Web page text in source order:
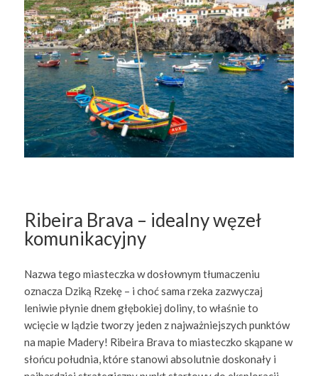
Ribeira Brava – idealny węzeł
komunikacyjny
Nazwa tego miasteczka w dosłownym tłumaczeniu
oznacza Dziką Rzekę – i choć sama rzeka zazwyczaj
leniwie płynie dnem głębokiej doliny, to właśnie to
wcięcie w lądzie tworzy jeden z najważniejszych punktów
na mapie Madery! Ribeira Brava to miasteczko skąpane w
słońcu południa, które stanowi absolutnie doskonały i